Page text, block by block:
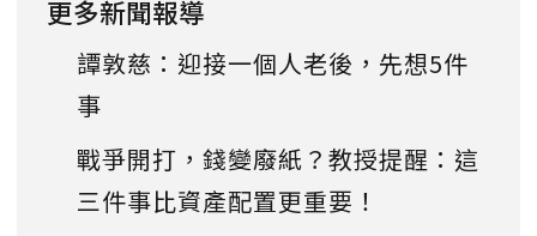
更多新聞報導
譚敦慈：迎接一個人老後，先想5件
事
戰爭開打，錢變廢紙？教授提醒：這
三件事比資產配置更重要！